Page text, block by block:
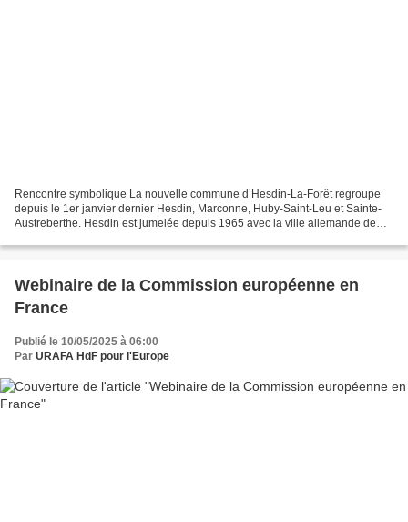
Rencontre symbolique La nouvelle commune d’Hesdin-La-Forêt regroupe
depuis le 1er janvier dernier Hesdin, Marconne, Huby-Saint-Leu et Sainte-
Austreberthe. Hesdin est jumelée depuis 1965 avec la ville allemande de
Webinaire de la Commission européenne en
France
Publié le 10/05/2025 à 06:00
Par URAFA HdF pour l'Europe